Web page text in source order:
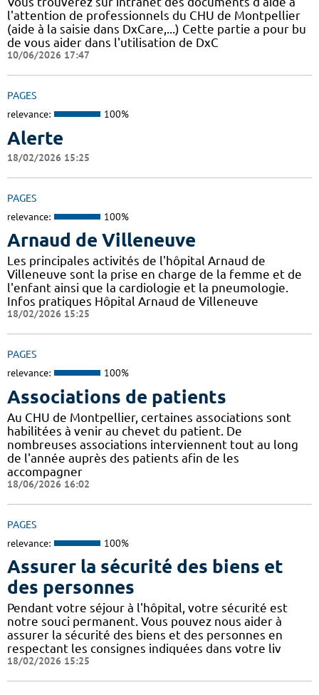
l'attention de professionnels du CHU de Montpellier
(aide à la saisie dans DxCare,...) Cette partie a pour bu
de vous aider dans l'utilisation de DxC
10/06/2026 17:47
PAGES
relevance: 100%
Alerte
18/02/2026 15:25
PAGES
relevance: 100%
Arnaud de Villeneuve
Les principales activités de l'hôpital Arnaud de
Villeneuve sont la prise en charge de la femme et de
l'enfant ainsi que la cardiologie et la pneumologie.
Infos pratiques Hôpital Arnaud de Villeneuve
18/02/2026 15:25
PAGES
relevance: 100%
Associations de patients
Au CHU de Montpellier, certaines associations sont
habilitées à venir au chevet du patient. De
nombreuses associations interviennent tout au long
de l'année auprès des patients afin de les
accompagner
18/06/2026 16:02
PAGES
relevance: 100%
Assurer la sécurité des biens et
des personnes
Pendant votre séjour à l'hôpital, votre sécurité est
notre souci permanent. Vous pouvez nous aider à
assurer la sécurité des biens et des personnes en
respectant les consignes indiquées dans votre liv
18/02/2026 15:25